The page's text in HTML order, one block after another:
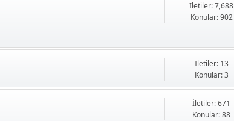
İletiler: 7,688
Konular: 902
İletiler: 13
Konular: 3
İletiler: 671
Konular: 88